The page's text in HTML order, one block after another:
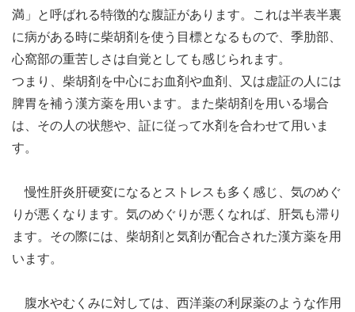
満」と呼ばれる特徴的な腹証があります。これは半表半裏
に病がある時に柴胡剤を使う目標となるもので、季肋部、
心窩部の重苦しさは自覚としても感じられます。
つまり、柴胡剤を中心にお血剤や血剤、又は虚証の人には
脾胃を補う漢方薬を用います。また柴胡剤を用いる場合
は、その人の状態や、証に従って水剤を合わせて用いま
す。
慢性肝炎肝硬変になるとストレスも多く感じ、気のめぐ
りが悪くなります。気のめぐりが悪くなれば、肝気も滞り
ます。その際には、柴胡剤と気剤が配合された漢方薬を用
います。
腹水やむくみに対しては、西洋薬の利尿薬のような作用